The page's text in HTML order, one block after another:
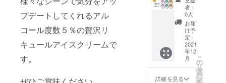
プデートしてくれるアル
コール度数５％の贅沢リ
キュールアイスクリームで
す。
など、お身
体の悩みに
寄り添った
ハーブ酒を
提供してい
ます。是非
定100
セット
YOICE
（ヨイ
ス）3種
6個セッ
YOICE
ビュー
ティー
者：
0人
お届
け予
定：
2021
年12
月
詳細を見る
こ
の
リ
タ
ー
ン